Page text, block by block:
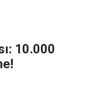
10.000